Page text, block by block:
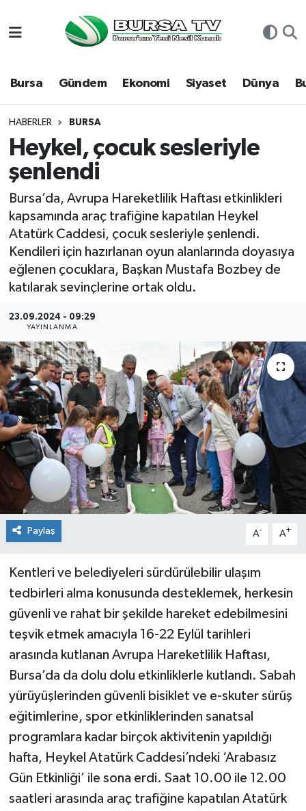
Bursa Gündem Ekonomi Siyaset Dünya
HABERLER BURSA
Heykel, çocuk sesleriyle
şenlendi
Bursa’da, Avrupa Hareketlilik Haftası etkinlikleri
kapsamında araç trafiğine kapatılan Heykel
Atatürk Caddesi, çocuk sesleriyle şenlendi.
Kendileri için hazırlanan oyun alanlarında doyasıya
eğlenen çocuklara, Başkan Mustafa Bozbey de
katılarak sevinçlerine ortak oldu.
23.09.2024 - 09:29
YAYINLANMA
Paylaş A- A+
Kentleri ve belediyeleri sürdürülebilir ulaşım
tedbirleri alma konusunda desteklemek, herkesin
güvenli ve rahat bir şekilde hareket edebilmesini
teşvik etmek amacıyla 16-22 Eylül tarihleri
arasında kutlanan Avrupa Hareketlilik Haftası,
Bursa’da da dolu dolu etkinliklerle kutlandı. Sabah
yürüyüşlerinden güvenli bisiklet ve e-skuter sürüş
eğitimlerine, spor etkinliklerinden sanatsal
programlara kadar birçok aktivitenin yapıldığı
hafta, Heykel Atatürk Caddesi’ndeki ‘Arabasız
Gün Etkinliği’ ile sona erdi. Saat 10.00 ile 12.00
saatleri arasında araç trafiğine kapatılan Atatürk
Bursa
Dünya
Eğitim
Ekonomi
Genel
Gündem
Sağlık
Siyaset
Spor
Teknoloji
Türkiye
Hava Durumu
Namaz Vakitleri
Trafik Durumu
Süper Lig Puan Durumu ve Fikstür
Tüm Manşetler
Son Dakika Haberleri
Haber Arşivi